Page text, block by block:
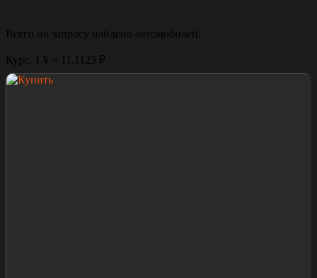
Всего по запросу найдено автомобилей:
Курс: 1 ¥ = 11.1123 ₽